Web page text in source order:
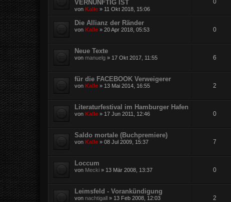
VERNÜNFTIG IST
von Kalle » 11 Okt 2018, 15:06
Die Allianz der Ränder
von Kalle » 20 Apr 2018, 05:53 0
Neue Texte
von manuelg » 17 Okt 2017, 11:55 6
für die FACEBOOK Verweigerer
von Kalle » 13 Mai 2014, 16:55 2
Literaturfestival im Hamburger Hafen
von Kalle » 17 Jun 2011, 12:46 0
Saldo mortale (Buchpremiere)
von Kalle » 08 Jul 2009, 15:37 7
Loccum
von Mecki » 13 Mär 2008, 13:37 0
Leimsfeld - Vorankündigung
von nachtigall » 13 Feb 2008, 12:03 2